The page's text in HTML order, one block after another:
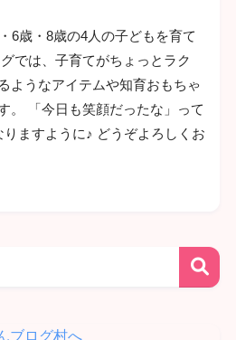
6歳・8歳の4人の子どもを育て
では、子育てがちょっとラク
ようなアイテムや知育おもちゃ
。 「今日も笑顔だったな」って
ますように♪ どうぞよろしくお